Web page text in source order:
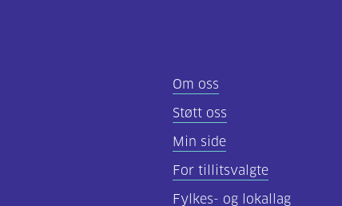
Om oss
Støtt oss
Min side
For tillitsvalgte
Fylkes- og lokallag